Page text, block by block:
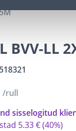
BVV-LL
518321
/rull
5.33 €(40%)
sisselogitud